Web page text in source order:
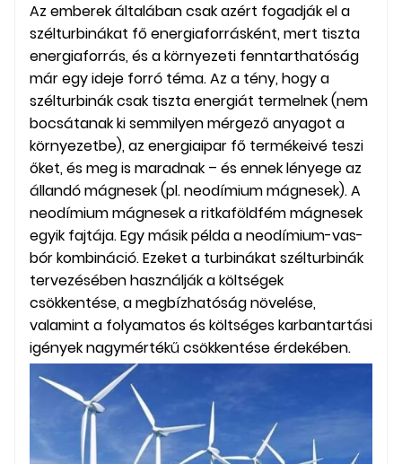
Az emberek általában csak azért fogadják el a
szélturbinákat fő energiaforrásként, mert tiszta
energiaforrás, és a környezeti fenntarthatóság
már egy ideje forró téma. Az a tény, hogy a
szélturbinák csak tiszta energiát termelnek (nem
bocsátanak ki semmilyen mérgező anyagot a
környezetbe), az energiaipar fő termékeivé teszi
őket, és meg is maradnak – és ennek lényege az
állandó mágnesek (pl. neodímium mágnesek). A
neodímium mágnesek a ritkaföldfém mágnesek
egyik fajtája. Egy másik példa a neodímium-vas-
bór kombináció. Ezeket a turbinákat szélturbinák
tervezésében használják a költségek
csökkentése, a megbízhatóság növelése,
valamint a folyamatos és költséges karbantartási
igények nagymértékű csökkentése érdekében.